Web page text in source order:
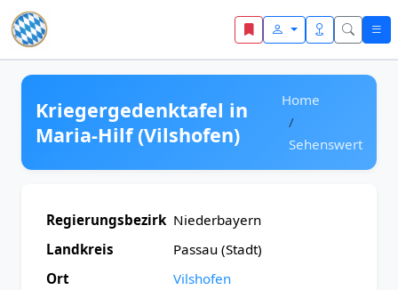
Zum Inhalt springen
Kriegergedenktafel in
Maria-Hilf (Vilshofen)
Home
Sehenswert
Regierungsbezirk Niederbayern
Landkreis
Passau (Stadt)
Ort
Vilshofen